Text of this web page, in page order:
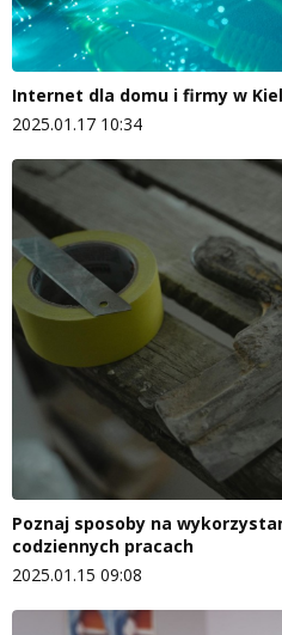
Internet dla domu i firmy w
2025.01.17 10:34
Poznaj sposoby na
codziennych pracach
2025.01.15 09:08